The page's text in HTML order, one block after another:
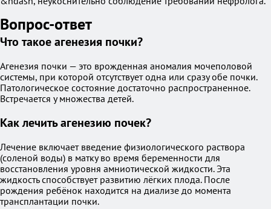
Вопрос-ответ
Что такое агенезия почки?
Агенезия почки — это врожденная аномалия мочеполовой
системы, при которой отсутствует одна или сразу обе почки.
Патологическое состояние достаточно распространенное.
Встречается у множества детей.
Как лечить агенезию почек?
Лечение включает введение физиологического раствора
(соленой воды) в матку во время беременности для
восстановления уровня амниотической жидкости. Эта
жидкость способствует развитию лёгких плода. После
рождения ребёнок находится на диализе до момента
трансплантации почки.